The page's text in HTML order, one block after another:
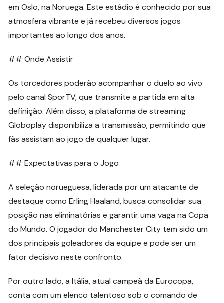
em Oslo, na Noruega. Este estádio é conhecido por sua
atmosfera vibrante e já recebeu diversos jogos
importantes ao longo dos anos.
## Onde Assistir
Os torcedores poderão acompanhar o duelo ao vivo
pelo canal SporTV, que transmite a partida em alta
definição. Além disso, a plataforma de streaming
Globoplay disponibiliza a transmissão, permitindo que
fãs assistam ao jogo de qualquer lugar.
## Expectativas para o Jogo
A seleção norueguesa, liderada por um atacante de
destaque como Erling Haaland, busca consolidar sua
posição nas eliminatórias e garantir uma vaga na Copa
do Mundo. O jogador do Manchester City tem sido um
dos principais goleadores da equipe e pode ser um
fator decisivo neste confronto.
Por outro lado, a Itália, atual campeã da Eurocopa,
conta com um elenco talentoso sob o comando de